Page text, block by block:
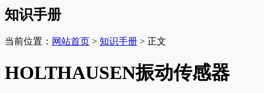
知识手册
当前位置： 网站首页 > 知识手册 > 正文
HOLTHAUSEN振动传感器